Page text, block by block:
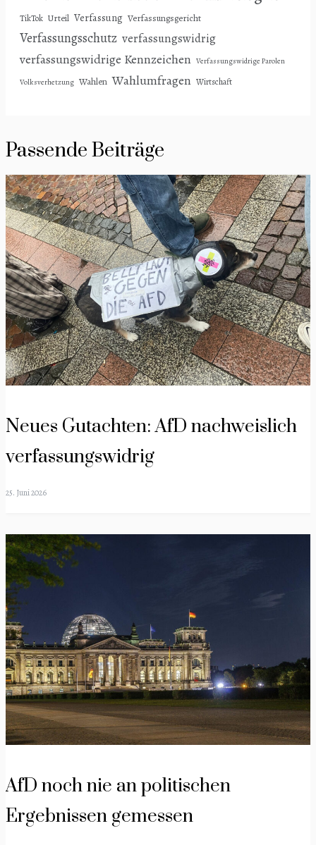
TikTok Urteil Verfassung Verfassungsgericht
Verfassungsschutz verfassungswidrig
verfassungswidrige Kennzeichen Verfassungswidrige Parolen
Volksverhetzung Wahlen Wahlumfragen Wirtschaft
Passende Beiträge
Neues Gutachten: AfD nachweislich
verfassungswidrig
25. Juni 2026
AfD noch nie an politischen
Ergebnissen gemessen